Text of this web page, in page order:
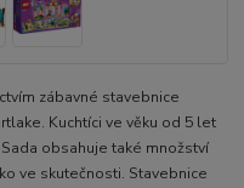
zábavné stavebnice
Kuchtíci ve věku od 5 let
obsahuje také množství
ve skutečnosti. Stavebnice